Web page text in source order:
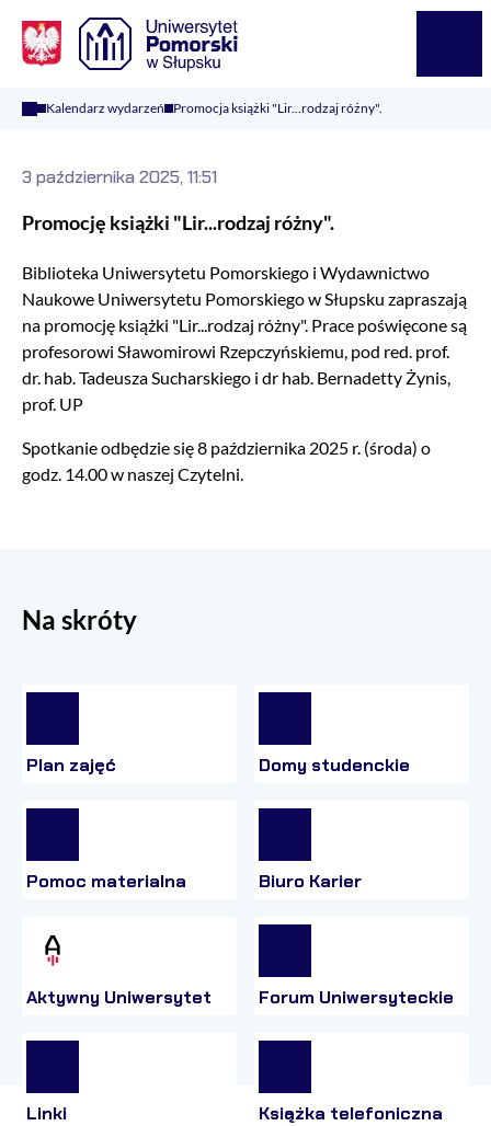
Kalendarz wydarzeń Promocja książki "Lir...rodzaj różny".
Promocję książki "Lir...rodzaj różny".
3 października 2025, 11:51
Biblioteka Uniwersytetu Pomorskiego i Wydawnictwo
Naukowe Uniwersytetu Pomorskiego w Słupsku zapraszają
na promocję książki "Lir...rodzaj różny". Prace poświęcone są
profesorowi Sławomirowi Rzepczyńskiemu, pod red. prof.
dr. hab. Tadeusza Sucharskiego i dr hab. Bernadetty Żynis,
prof. UP
Spotkanie odbędzie się 8 października 2025 r. (środa) o
godz. 14.00 w naszej Czytelni.
Na skróty
Plan zajęć Domy studenckie
Pomoc materialna Biuro Karier
Aktywny Uniwersytet Forum Uniwersyteckie
Linki Książka telefoniczna